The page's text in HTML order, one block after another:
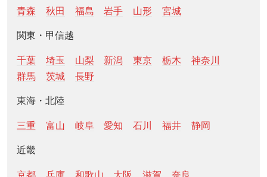
青森 秋田 福島 岩手 山形 宮城
関東・甲信越
千葉 埼玉 山梨 新潟 東京 栃木
神奈川
群馬
茨城 長野
東海・北陸
三重 富山 岐阜 愛知 石川 福井 静岡
近畿